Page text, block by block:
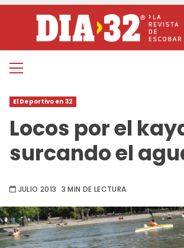
contenido
Menú
El Deportivo en 32
Locos por el
surcando el
JULIO 2013 3 MIN DE LECTURA